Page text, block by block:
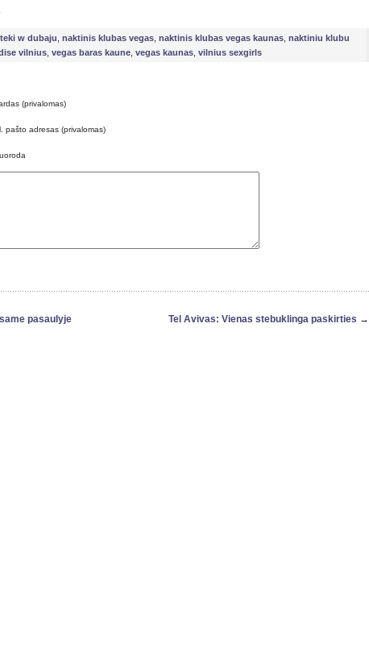
w dubaju naktinis klubas vegas naktinis klubas vegas kaunas naktiniu klubu
vilnius vegas baras kaune vegas kaunas vilnius sexgirls
(privalomas)
pašto adresas (privalomas)
pasaulyje Tel Avivas: Vienas stebuklinga paskirties →